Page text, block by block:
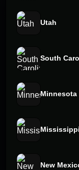
Utah
South
Minnesota
Mississippi
New